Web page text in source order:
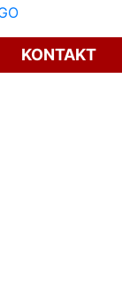
KONTAKT